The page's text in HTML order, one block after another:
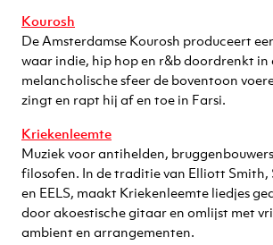
Kourosh
De Amsterdamse Kourosh produceert
waar indie, hip hop en r&b doordrenkt in
melancholische sfeer de boventoon
zingt en rapt hij af en toe in Farsi.
Kriekenleemte
Muziek voor antihelden,
filosofen. In de traditie van Elliott Smith,
en EELS, maakt Kriekenleemte liedjes
door akoestische gitaar en omlijst met
ambient en arrangementen.